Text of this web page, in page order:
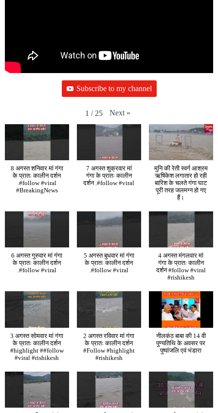
Subscribe to my channel
1 / 25 Next »
8 अगस्त शनिवार मां गंगा
के प्रातः कालीन दर्शन
.#follow #viral
#BreakingNews
7 अगस्त शुक्रवार मां
गंगा के प्रातः कालीन
दर्शन .#follow #viral
मुनि की रेती स्वर्ग आश्रम
ऋषिकेश लगातार हो रही
बारिश के चलते गंगा घाट
पूरी तरह जलमग्न हो गए
हैं।
6 अगस्त गुरुवार मां गंगा
के प्रातः कालीन दर्शन
.#follow #viral
5 अगस्त बुधवार मां गंगा
के प्रातः कालीन दर्शन
.#follow #viral
4 अगस्त मंगलवार मां
गंगा के प्रातः कालीन
दर्शन #follow #viral
#rishikesh
3 अगस्त सोमवार मां गंगा
के प्रातः कालीन दर्शन
#highlight ##follow
#viral #rishikesh
2 अगस्त रविवार मां गंगा
के प्रातः कालीन दर्शन
#Follow #highlight
#rishikesh
नीलकंठ बाबा की 14 वी
पुण्यतिथि के अवसर पर
पुष्पांजलि एवं भंडारा